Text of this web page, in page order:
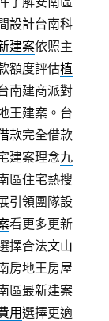
設計台南科
建案依照主
額度評估植
南建商派對
王建案。台
款完全借款
建案理念九
區住宅熱搜
引領團隊設
看更多更新
擇合法文山
房地王房屋
區最新建案
用選擇更適